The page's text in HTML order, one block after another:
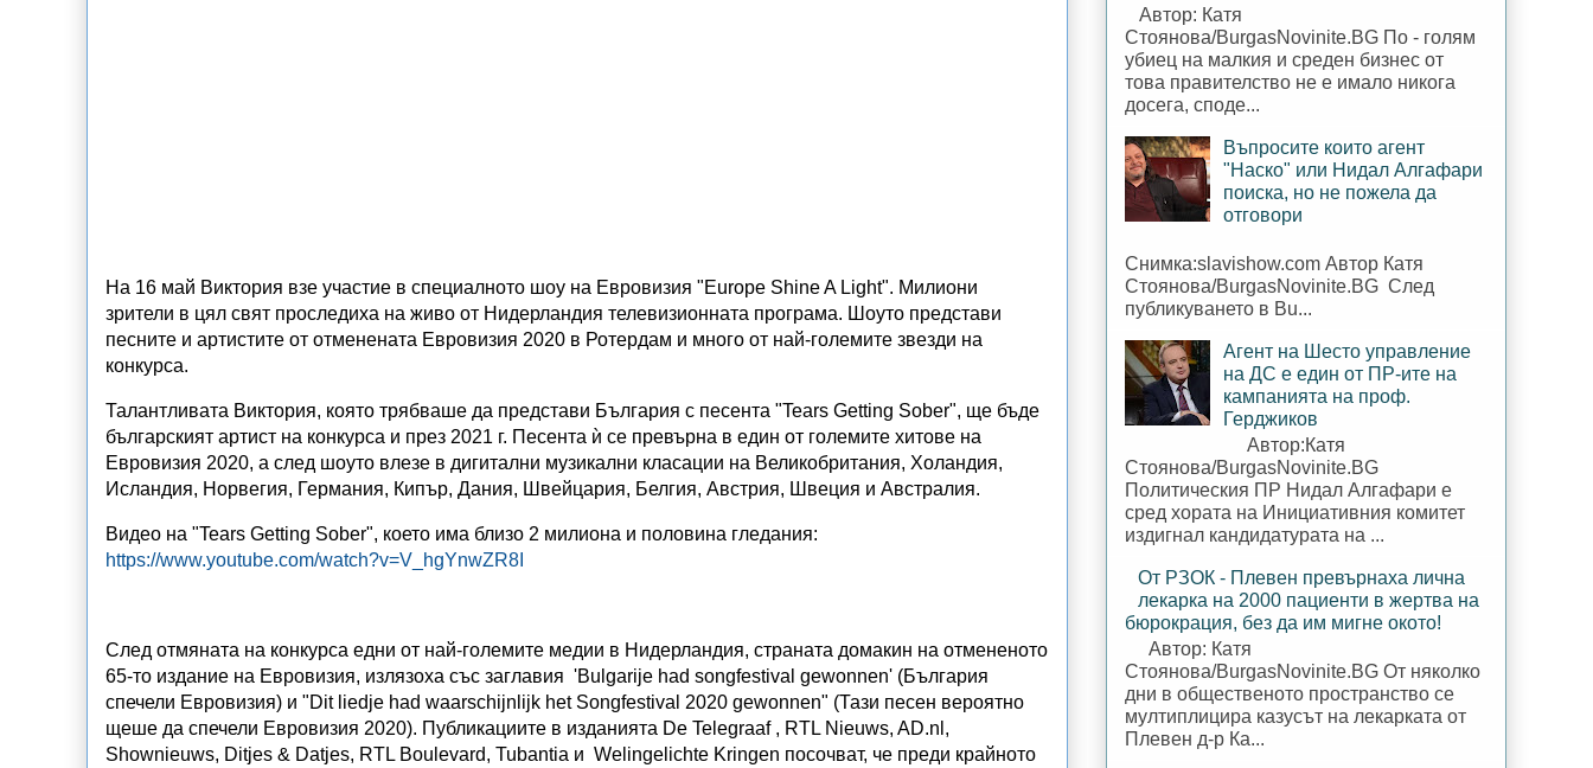
На 16 май Виктория взе участие в специалното шоу на Евровизия "Europe Shine A Light". Милиони
зрители в цял свят проследиха на живо от Нидерландия телевизионната програма. Шоуто представи
песните и артистите от отменената Евровизия 2020 в Ротердам и много от най-големите звезди на
конкурса.
Талантливата Виктория, която трябваше да представи България с песента "Tears Getting Sober", ще бъде
българският артист на конкурса и през 2021 г. Песента ѝ се превърна в един от големите хитове на
Евровизия 2020, а след шоуто влезе в дигитални музикални класации на Великобритания, Холандия,
Исландия, Норвегия, Германия, Кипър, Дания, Швейцария, Белгия, Австрия, Швеция и Австралия.
Видео на "Tears Getting Sober", което има близо 2 милиона и половина гледания:
https://www.youtube.com/watch?v=V_hgYnwZR8I
След отмяната на конкурса едни от най-големите медии в Нидерландия, страната домакин на отмененото
65-то издание на Евровизия, излязоха със заглавия 'Bulgarije had songfestival gewonnen' (България
спечели Евровизия) и "Dit liedje had waarschijnlijk het Songfestival 2020 gewonnen" (Тази песен вероятно
щеше да спечели Евровизия 2020). Публикациите в изданията De Telegraaf , RTL Nieuws, AD.nl,
Shownieuws, Ditjes & Datjes, RTL Boulevard, Tubantia и Welingelichte Kringen посочват, че преди крайното
Автор: Катя
Стоянова/BurgasNovinite.BG По - голям
убиец на малкия и среден бизнес от
това правителство не е имало никога
досега, споде...
Въпросите които агент
"Наско" или Нидал Алгафари
поиска, но не пожела да
отговори
Снимка:slavishow.com Автор Катя
Стоянова/BurgasNovinite.BG След
публикуването в Bu...
Агент на Шесто управление
на ДС е един от ПР-ите на
кампанията на проф.
Герджиков
Автор:Катя
Стоянова/BurgasNovinite.BG
Политическия ПР Нидал Алгафари е
сред хората на Инициативния комитет
издигнал кандидатурата на ...
От РЗОК - Плевен превърнаха лична
лекарка на 2000 пациенти в жертва на
бюрокрация, без да им мигне окото!
Автор: Катя
Стоянова/BurgasNovinite.BG От няколко
дни в общественото пространство се
мултиплицира казусът на лекарката от
Плевен д-р Ка...